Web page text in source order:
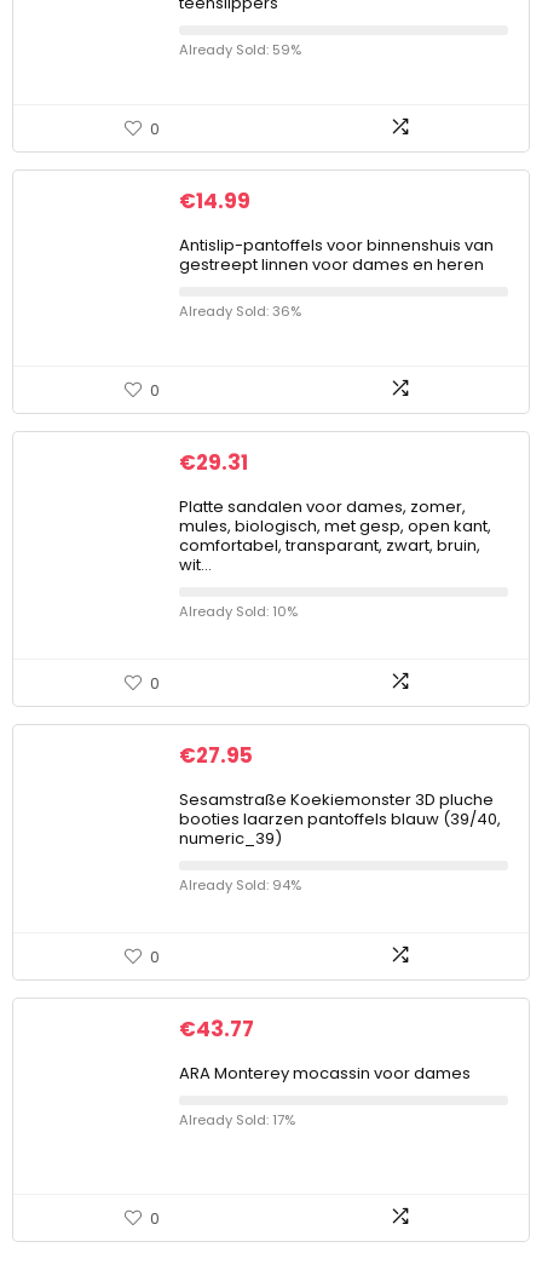
Already Sold: 59%
0
€14.99
Antislip-pantoffels voor binnenshuis van
gestreept linnen voor dames en heren
Already Sold: 36%
0
€29.31
Platte sandalen voor dames, zomer,
mules, biologisch, met gesp, open kant,
comfortabel, transparant, zwart, bruin,
wit…
Already Sold: 10%
0
€27.95
Sesamstraße Koekiemonster 3D pluche
booties laarzen pantoffels blauw (39/40,
numeric_39)
Already Sold: 94%
0
€43.77
ARA Monterey mocassin voor dames
Already Sold: 17%
0